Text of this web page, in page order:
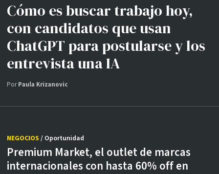
Cómo es buscar trabajo hoy,
con candidatos que usan
ChatGPT para postularse y los
entrevista una IA
PorPaula Krizanovic
Premium Market, el outlet de marcas
internacionales con hasta 60% off en
NEGOCIOS / Oportunidad